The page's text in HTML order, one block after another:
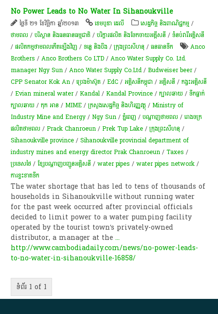
No Power Leads to No Water In Sihanoukville
ថ្ងៃទី ២១ ខែវិច្ឆិកា ឆ្នាំ២០១៣ ខេមបូឌា ដេលី សេដ្ឋកិច្ច និងពាណិជ្ជកម្ម /
ថាមពល /បរិស្ថាន និងធនធានធម្មជាតិ /បរិក្ខារផលិត និងចែកចាយអគ្គីសនី /ទំនប់​វា​រី​អគ្គិសនី​
/ផលិតកម្មថាមពលកើតឡើងវិញ /ទន្លេ និងបឹង /ក្រុងព្រះសីហនុ /​ធនធាន​ទឹក​
Anco
Brothers /Anco Brothers Co LTD /Anco Water Supply Co. Ltd.
manager Ngy Sun /Anco Water Supply Co.Ltd /Budweiser beer/
CPP Senator Kok An /ប្រេងម៉ាស៊ូត /EdC /អគ្គិសនីកម្ពុជា /អគ្គិសនី /កង្វះអគ្គិសនី
/Evian mineral water/Kandal /Kandal Province /ក្បាលឆាយ /​ទឹកធ្លាក់
ក្បាលឆាយ /កុក អាន /MIME /ក្រសួងសេដ្ឋកិច្ច និងហិរញ្ញវត្ថុ /Ministry of
Industry Mine and Energy /Ngy Sun /ភ្នំពេញ /ប​ណ្តា​ញ​ថាមពល /រោងចក្រ
ផលិតថាមពល /Prack Chanroeun /Prek Tup Lake /ក្រុងព្រះសីហនុ /
Sihanoukville province /Sihanoukville provincial department of
industry mines and energy director Prak Chanroeun /Taxes /
ប្រទេសថៃ /ខ្សែ​បណ្តាញ​បញ្ជូន​អគ្គិសនី​ /water pipes /water pipes network /
ការ​ខ្វះខាត​ទឹក
The water shortage that has led to tens of thousands of
households in Sihanoukville without running water
for the past week occurred after provincial officials
decided to limit power to a water pumping facility
operated by the tourist town’s privately-owned
distributor, a manager at the...
http://www.cambodiadaily.com/news/no-power-leads-
to-no-water-in-sihanoukville-16858/
ទំព័រ 1 of 1